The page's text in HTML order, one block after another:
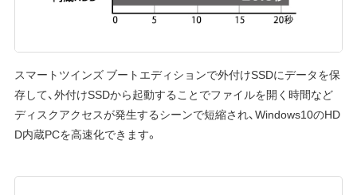
スマートツインズ ブートエディションで外付けSSDにデータを保
存して、外付けSSDから起動することでファイルを開く時間など
ディスクアクセスが発生するシーンで短縮され、Windows10のHD
D内蔵PCを高速化できます。